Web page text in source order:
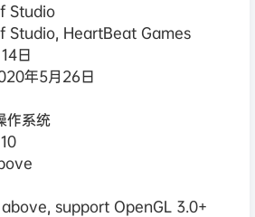
Studio
Studio, HeartBeat Games
日
年5月26日
作系统
above, support OpenGL 3.0+